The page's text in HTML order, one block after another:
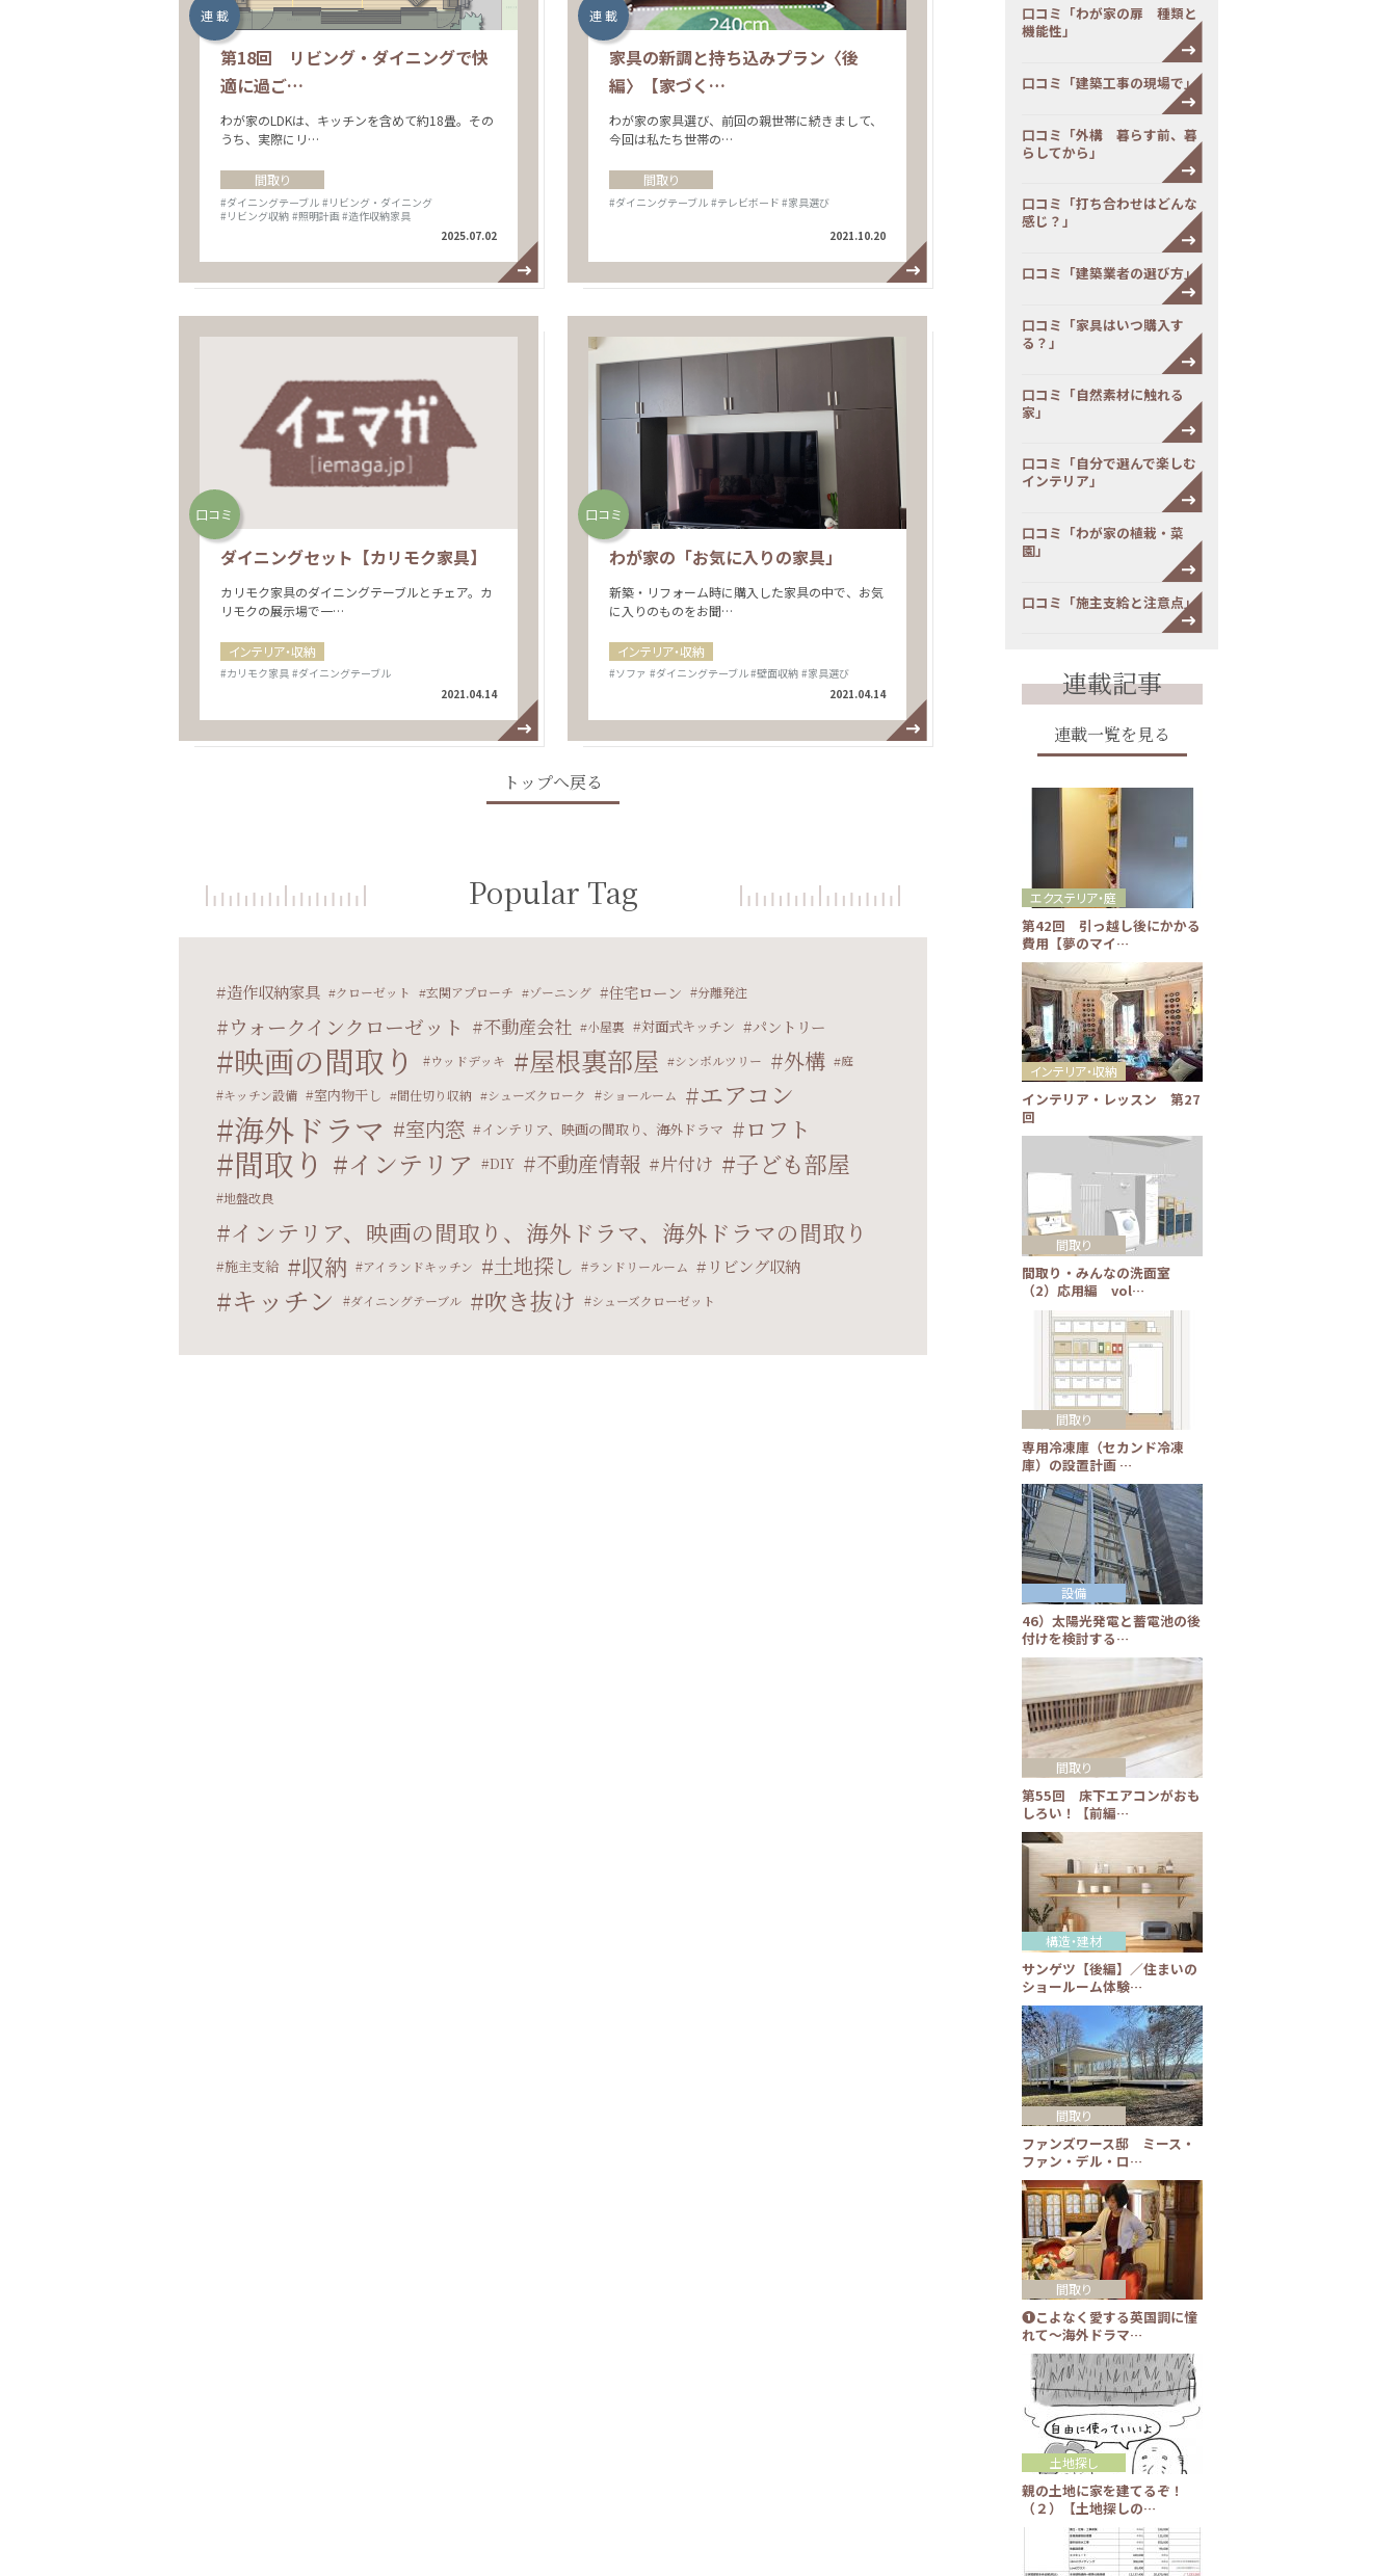
連 載
第18回 リビング・ダイニングで快
適に過ご…
わが家のLDKは、キッチンを含めて約18畳。その
うち、実際にリ…
間取り
#ダイニングテーブル #リビング・ダイニング
#リビング収納 #照明計画 #造作収納家具
2025.07.02
連 載
家具の新調と持ち込みプラン〈後
編〉【家づく…
わが家の家具選び、前回の親世帯に続きまして、
今回は私たち世帯の…
間取り
#ダイニングテーブル #テレビボード #家具選び
2021.10.20
口コミ
ダイニングセット【カリモク家具】
カリモク家具のダイニングテーブルとチェア。カ
リモクの展示場で一…
インテリア・収納
#カリモク家具 #ダイニングテーブル
2021.04.14
口コミ
わが家の「お気に入りの家具」
新築・リフォーム時に購入した家具の中で、お気
に入りのものをお聞…
インテリア・収納
#ソファ #ダイニングテーブル#壁面収納 #家具選び
2021.04.14
トップへ戻る
Popular Tag
造作収納家具 クローゼット 玄関アプローチ ゾーニング 住宅ローン 分離発注
ウォークインクローゼット 不動産会社 小屋裏 対面式キッチン パントリー
映画の間取り ウッドデッキ 屋根裏部屋 シンボルツリー 外構
庭
キッチン設備
室内物干し 間仕切り収納 シューズクローク ショールーム エアコン
海外ドラマ 室内窓 インテリア、映画の間取り、海外ドラマ ロフト
間取り インテリア DIY 不動産情報 片付け 子ども部屋
地盤改良
インテリア、映画の間取り、海外ドラマ、海外ドラマの間取り
施主支給 収納 アイランドキッチン 土地探し ランドリールーム リビング収納
キッチン ダイニングテーブル 吹き抜け シューズクローゼット
口コミ「わが家の扉 種類と
機能性」
口コミ「建築工事の現場で」
口コミ「外構 暮らす前、暮
らしてから」
口コミ「打ち合わせはどんな
感じ？」
口コミ「建築業者の選び方」
口コミ「家具はいつ購入す
る？」
口コミ「自然素材に触れる
家」
口コミ「自分で選んで楽しむ
インテリア」
口コミ「わが家の植栽・菜
園」
口コミ「施主支給と注意点」
連載記事
連載一覧を見る
第42回 引っ越し後にかかる
費用【夢のマイ…
エクステリア・庭
インテリア・レッスン 第27
回
インテリア・収納
間取り・みんなの洗面室
（2）応用編 vol…
間取り
専用冷凍庫（セカンド冷凍
庫）の設置計画 …
間取り
46）太陽光発電と蓄電池の後
付けを検討する…
設備
第55回 床下エアコンがおも
しろい！【前編…
間取り
サンゲツ【後編】／住まいの
ショールーム体験…
構造・建材
ファンズワース邸 ミース・
ファン・デル・ロ…
間取り
❶こよなく愛する英国調に憧
れて～海外ドラマ…
間取り
親の土地に家を建てるぞ！
（２）【土地探しの…
土地探し